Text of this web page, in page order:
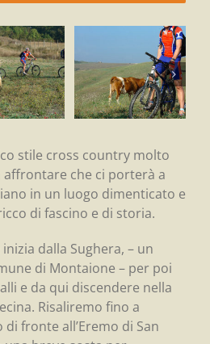
stile cross country molto
affrontare che ci porterà a
in un luogo dimenticato e
di fascino e di storia.
dalla Sughera, – un
di Montaione – per poi
e da qui discendere nella
Risaliremo fino a
fronte all’Eremo di San